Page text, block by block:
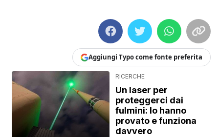
Aggiungi Typo come fonte preferita
RICERCHE
Un laser per
proteggerci dai
fulmini: lo hanno
provato e funziona
davvero